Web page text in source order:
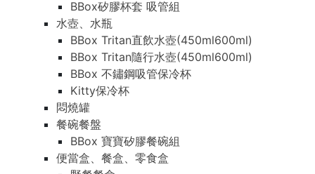
BBox矽膠杯套 吸管組
水壺、水瓶
BBox Tritan直飲水壺(450ml600ml)
BBox Tritan隨行水壺(450ml600ml)
BBox 不鏽鋼吸管保冷杯
Kitty保冷杯
悶燒罐
餐碗餐盤
BBox 寶寶矽膠餐碗組
便當盒、餐盒、零食盒